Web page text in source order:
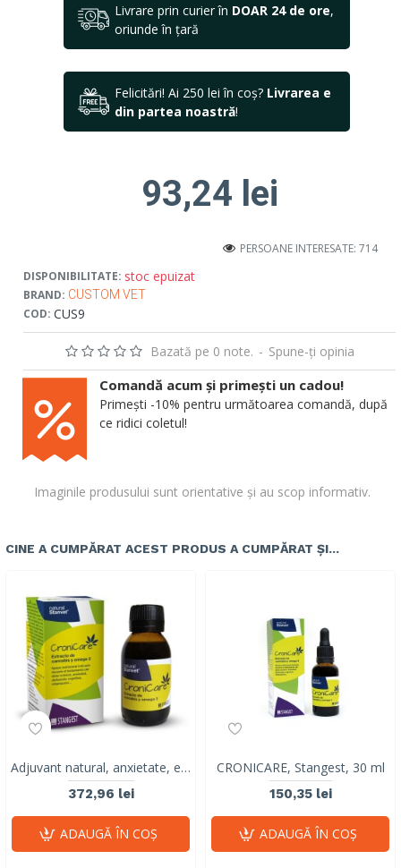
Livrare prin curier în DOAR 24 de ore,
oriunde în țară
Felicitări! Ai 250 lei în coș? Livrarea e
din partea noastră!
DISPONIBILITATE: stoc epuizat
BRAND: CUSTOM VET
COD: CUS9
PERSOANE INTERESATE: 714
Bazată pe 0 note. - Spune-ţi opinia
93,24 lei
Imaginile produsului sunt orientative și au scop informativ.
Comandă acum și primești un cadou!
Primești -10% pentru următoarea comandă, după
ce ridici coletul!
CINE A CUMPĂRAT ACEST PRODUS A CUMPĂRAT ȘI...
Adjuvant natural, anxietate, epilepsie, cancer, CRONICARE, STANGEST, 100 ml
372,96 lei
ADAUGĂ ÎN COŞ
CRONICARE, Stangest, 30 ml
150,35 lei
ADAUGĂ ÎN COŞ